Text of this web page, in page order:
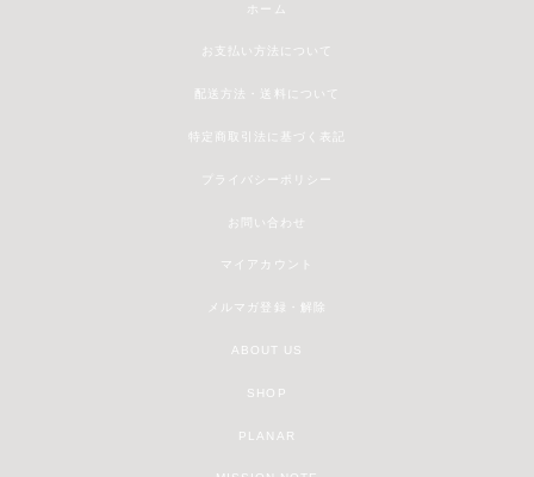
ホーム
お支払い方法について
配送方法・送料について
特定商取引法に基づく表記
プライバシーポリシー
お問い合わせ
マイアカウント
メルマガ登録・解除
ABOUT US
SHOP
PLANAR